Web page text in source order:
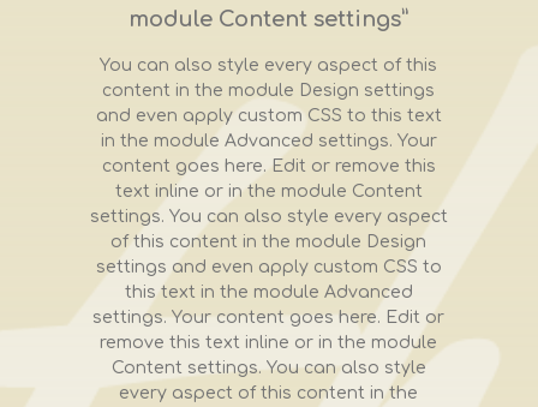
module Content settings”
You can also style every aspect of this
content in the module Design settings
and even apply custom CSS to this text
in the module Advanced settings. Your
content goes here. Edit or remove this
text inline or in the module Content
settings. You can also style every aspect
of this content in the module Design
settings and even apply custom CSS to
this text in the module Advanced
settings. Your content goes here. Edit or
remove this text inline or in the module
Content settings. You can also style
every aspect of this content in the